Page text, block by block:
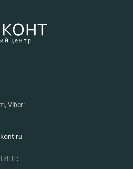
Viber: